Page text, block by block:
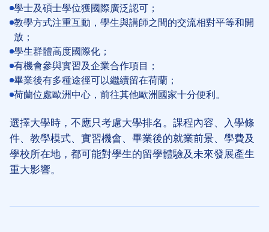
學士及碩士學位獲國際廣泛認可；
教學方式注重互動，學生與講師之間的交流相對平等和開
放；
學生群體高度國際化；
有機會參與實習及企業合作項目；
畢業後有多種途徑可以繼續留在荷蘭；
荷蘭位處歐洲中心，前往其他歐洲國家十分便利。
選擇大學時，不應只考慮大學排名。課程內容、入學條
件、教學模式、實習機會、畢業後的就業前景、學費及
學校所在地，都可能對學生的留學體驗及未來發展產生
重大影響。